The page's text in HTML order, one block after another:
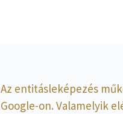
Az entitásleképezés
Google-on. Valamelyik